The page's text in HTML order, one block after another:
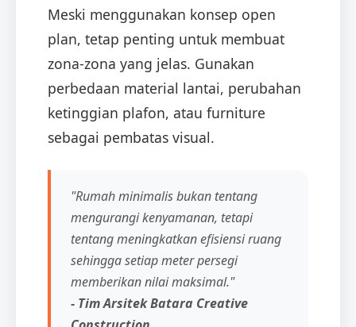
Meski menggunakan konsep open
plan, tetap penting untuk membuat
zona-zona yang jelas. Gunakan
perbedaan material lantai, perubahan
ketinggian plafon, atau furniture
sebagai pembatas visual.
"Rumah minimalis bukan tentang
mengurangi kenyamanan, tetapi
tentang meningkatkan efisiensi ruang
sehingga setiap meter persegi
memberikan nilai maksimal."
- Tim Arsitek Batara Creative